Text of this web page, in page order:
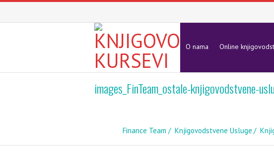
O nama Online
images_FinTeam_ostale-knjigovodstvene-
Finance Team
Knjigovodstvene Usluge